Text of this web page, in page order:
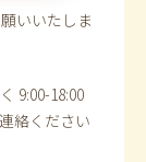
いいたしま
9:00-18:00
絡ください